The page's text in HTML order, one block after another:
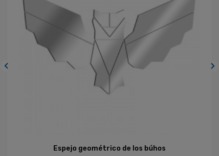

Espejo geométrico de los búhos
